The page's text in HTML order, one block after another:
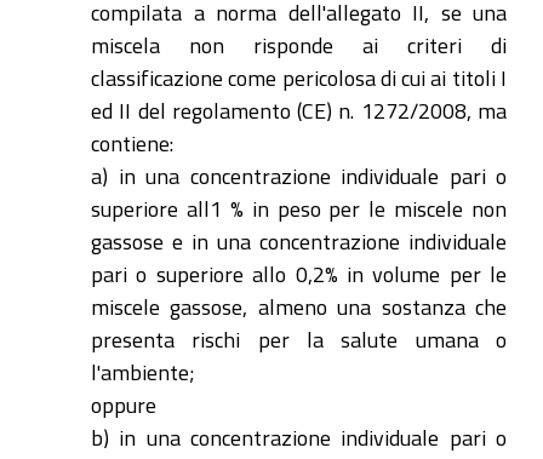
compilata a norma dell'allegato II, se una
miscela non risponde ai criteri di
classificazione come pericolosa di cui ai titoli I
ed II del regolamento (CE) n. 1272/2008, ma
contiene:
a) in una concentrazione individuale pari o
superiore all1 % in peso per le miscele non
gassose e in una concentrazione individuale
pari o superiore allo 0,2% in volume per le
miscele gassose, almeno una sostanza che
presenta rischi per la salute umana o
l'ambiente;
oppure
b) in una concentrazione individuale pari o